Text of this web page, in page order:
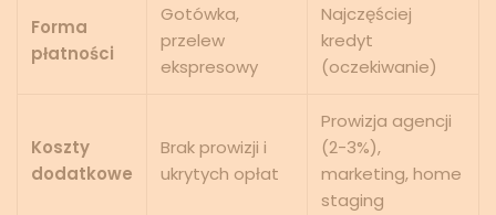
Forma
płatności
Gotówka,
przelew
ekspresowy
Najczęściej
kredyt
(oczekiwanie)
Koszty
dodatkowe
Brak prowizji i
ukrytych opłat
Prowizja agencji
(2-3%),
marketing, home
staging